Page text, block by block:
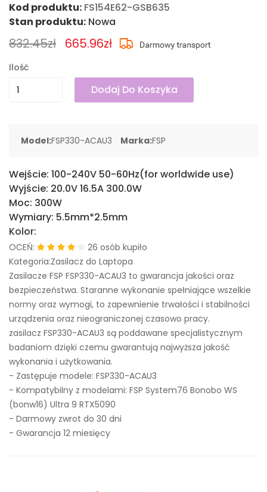
Kod produktu: FS154E62-GSB635
Stan produktu: Nowa
832.45zł 665.96zł
Ilość
Dodaj Do Koszyka
Model:FSP330-ACAU3 Marka:FSP
Wejście: 100-240V 50-60Hz(for worldwide use)
Wyjście: 20.0V 16.5A 300.0W
Moc: 300W
Wymiary: 5.5mm*2.5mm
Kolor:
OCEŃ:
26 osób kupiło
Kategoria:Zasilacz do Laptopa
Zasilacze FSP FSP330-ACAU3 to gwarancja jakości oraz
bezpieczeństwa. Staranne wykonanie spełniające wszelkie
normy oraz wymogi, to zapewnienie trwałości i stabilności
urządzenia oraz nieograniczonej czasowo pracy.
zasilacz FSP330-ACAU3 są poddawane specjalistycznym
badaniom dzięki czemu gwarantują najwyższa jakość
wykonania i użytkowania.
- Zastępuje modele: FSP330-ACAU3
- Kompatybilny z modelami: FSP System76 Bonobo WS
(bonw16) Ultra 9 RTX5090
- Darmowy zwrot do 30 dni
- Gwarancja 12 miesięcy